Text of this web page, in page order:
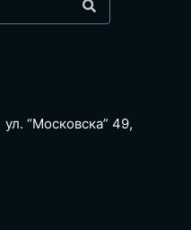
“Московска” 49,